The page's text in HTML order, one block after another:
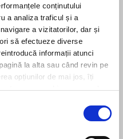
conținutului
a analiza traficul și a
a vizitatorilor, dar și
să efectueze diverse
informații atunci
la alta sau când revin pe
opțiunilor de mai jos, îți
stocare a cookies pe care le-
the HCCJ’s decision to
leave as a case of
employment
the Official Gazette